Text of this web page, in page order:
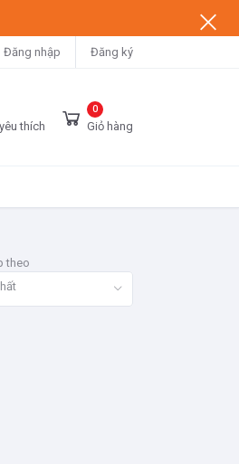
Đăng nhập Đăng ký
thích
0
Giỏ hàng
theo